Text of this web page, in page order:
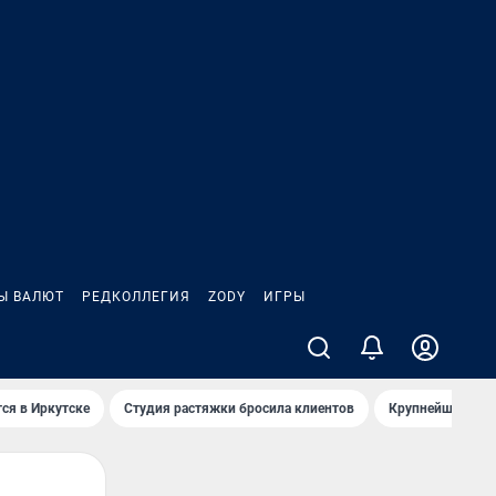
ВАЛЮТ РЕДКОЛЛЕГИЯ ZODY ИГРЫ
в Иркутске Студия растяжки бросила клиентов Крупнейшие